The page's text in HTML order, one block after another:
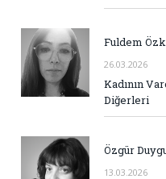
Fuldem
26.03.2026
Kadının
Diğerleri
Özgür
13.03.2026